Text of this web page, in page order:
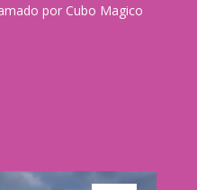
por Cubo Magico